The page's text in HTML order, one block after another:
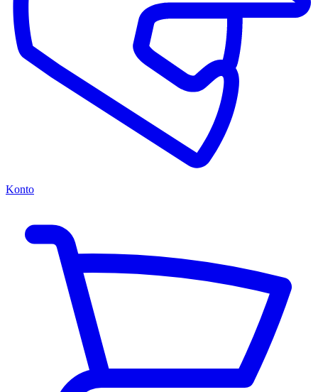
Konto